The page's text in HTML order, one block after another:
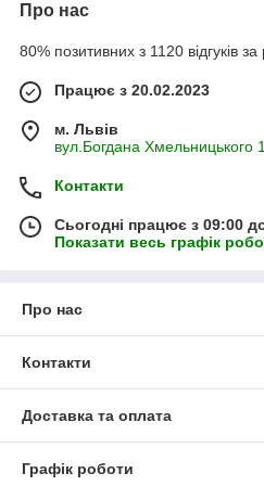
Про нас
80% позитивних з 1120 відгуків за
Працює з 20.02.2023
м. Львів
вул.Богдана Хмельницького
Контакти
Сьогодні працює з 09:00
Показати весь графік
Про нас
Контакти
Доставка та оплата
Графік роботи